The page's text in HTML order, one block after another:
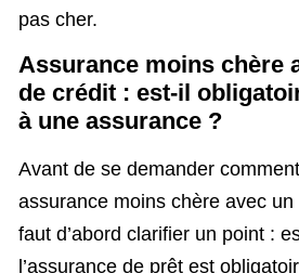
pas cher.
Assurance moins chère
de crédit : est-il
à une assurance ?
Avant de se demander
assurance moins chère avec un
faut d’abord clarifier un point :
l’assurance de prêt est